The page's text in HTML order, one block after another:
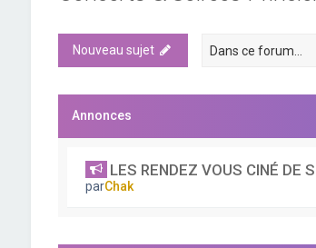
Nouveau sujet
Annonces
LES RENDEZ VOUS CINÉ DE
parChak